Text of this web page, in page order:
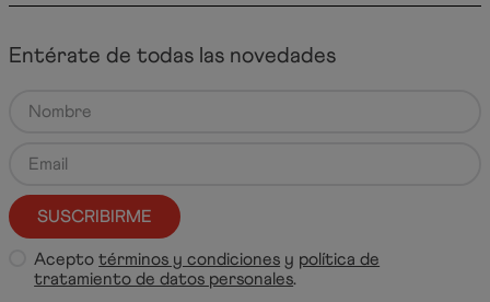
Entérate de todas las novedades
SUSCRIBIRME
Aceptotérminos y condiciones y política de
tratamiento de datos personales.